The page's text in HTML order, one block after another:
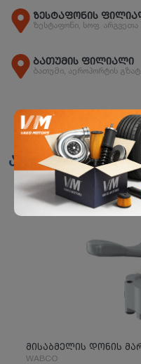
ზესტაფონის
ზესტაფონი, სოფ. არგვეთა
ბათუმის ფილიალი
ბათუმი, აეროპორტის
ანალოგები
მისაბმელის დონის
WABCO